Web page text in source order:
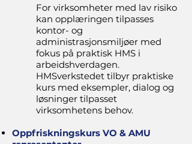
For virksomheter med lav risiko
kan opplæringen tilpasses
kontor- og
administrasjonsmiljøer med
fokus på praktisk HMS i
arbeidshverdagen.
HMSverkstedet tilbyr praktiske
kurs med eksempler, dialog og
løsninger tilpasset
virksomhetens behov.
Oppfriskningskurs VO & AMU